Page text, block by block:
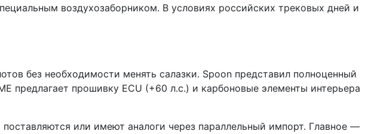
воздухозаборником. В условиях российских трековых дней и
без необходимости менять салазки. Spoon представил полноценный
предлагает прошивку ECU (+60 л.с.) и карбоновые элементы интерьера
или имеют аналоги через параллельный импорт. Главное —